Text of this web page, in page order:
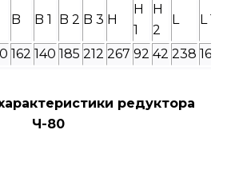
B B 1 B 2 B 3 H
H
1
H
2
L L 1
162 140 185 212 267 92 42 238 160
редуктора
Ч-80